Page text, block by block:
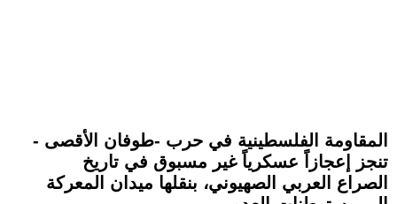
المقاومة الفلسطينية في حرب -طوفان الأقصى -
تنجز إعجازاً عسكرياً غير مسبوق في تاريخ
الصراع العربي الصهيوني، بنقلها ميدان المعركة